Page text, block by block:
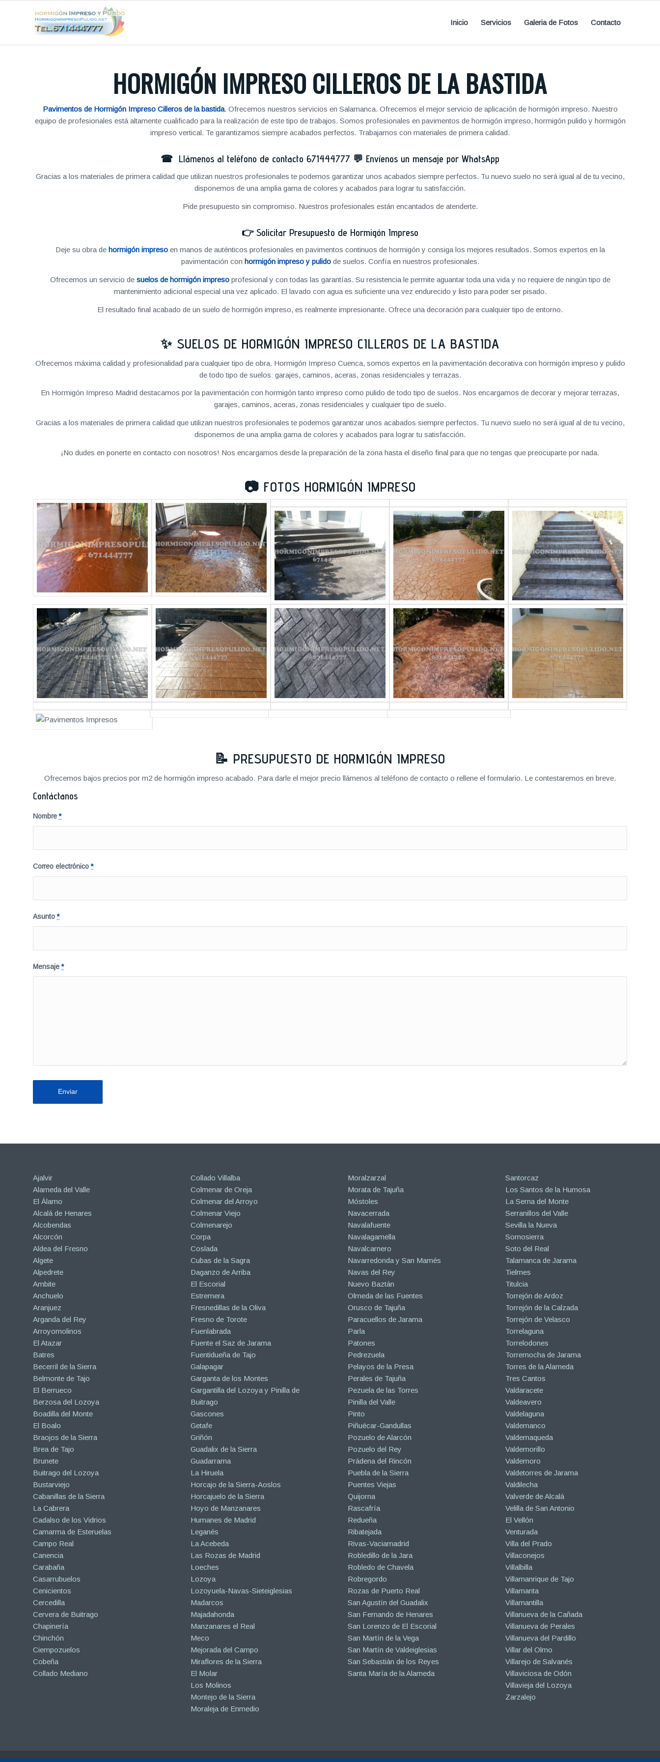
Inicio Servicios Galeria de Fotos Contacto
HORMIGÓN IMPRESO CILLEROS DE LA BASTIDA
Pavimentos de Hormigón Impreso Cilleros de la bastida. Ofrecemos nuestros servicios en Salamanca. Ofrecemos el mejor servicio de aplicación de hormigón impreso. Nuestro
equipo de profesionales está altamente cualificado para la realización de este tipo de trabajos. Somos profesionales en pavimentos de hormigón impreso, hormigón pulido y hormigón
impreso vertical. Te garantizamos siempre acabados perfectos. Trabajamos con materiales de primera calidad.
☎ Llámenos al teléfono de contacto 671444777 💬 Envíenos un mensaje por WhatsApp
Gracias a los materiales de primera calidad que utilizan nuestros profesionales te podemos garantizar unos acabados siempre perfectos. Tu nuevo suelo no será igual al de tu vecino,
disponemos de una amplia gama de colores y acabados para lograr tu satisfacción.
Pide presupuesto sin compromiso. Nuestros profesionales están encantados de atenderte.
👉 Solicitar Presupuesto de Hormigón Impreso
Deje su obra de hormigón impresoen manos de auténticos profesionales en pavimentos continuos de hormigón y consiga los mejores resultados. Somos expertos en la
pavimentación con hormigón impreso y pulidode suelos. Confía en nuestros profesionales.
Ofrecemos un servicio de suelos de hormigón impresoprofesional y con todas las garantías. Su resistencia le permite aguantar toda una vida y no requiere de ningún tipo de
mantenimiento adicional especial una vez aplicado. El lavado con agua es suficiente una vez endurecido y listo para poder ser pisado.
El resultado final acabado de un suelo de hormigón impreso, es realmente impresionante. Ofrece una decoración para cualquier tipo de entorno.
✨ SUELOS DE HORMIGÓN IMPRESO CILLEROS DE LA BASTIDA
Ofrecemos máxima calidad y profesionalidad para cualquier tipo de obra. Hormigón Impreso Cuenca, somos expertos en la pavimentación decorativa con hormigón impreso y pulido
de todo tipo de suelos: garajes, caminos, aceras, zonas residenciales y terrazas.
En Hormigón Impreso Madrid destacamos por la pavimentación con hormigón tanto impreso como pulido de todo tipo de suelos. Nos encargamos de decorar y mejorar terrazas,
garajes, caminos, aceras, zonas residenciales y cualquier tipo de suelo.
Gracias a los materiales de primera calidad que utilizan nuestros profesionales te podemos garantizar unos acabados siempre perfectos. Tu nuevo suelo no será igual al de tu vecino,
disponemos de una amplia gama de colores y acabados para lograr tu satisfacción.
¡No dudes en ponerte en contacto con nosotros! Nos encargamos desde la preparación de la zona hasta el diseño final para que no tengas que preocuparte por nada.
📷 FOTOS HORMIGÓN IMPRESO
📝 PRESUPUESTO DE HORMIGÓN IMPRESO
Ofrecemos bajos precios por m2 de hormigón impreso acabado. Para darle el mejor precio llámenos al teléfono de contacto o rellene el formulario. Le contestaremos en breve.
Contáctanos
Nombre*
Correo electrónico*
Asunto*
Mensaje*
Ajalvir
Alameda del Valle
El Álamo
Alcalá de Henares
Alcobendas
Alcorcón
Aldea del Fresno
Algete
Alpedrete
Ambite
Anchuelo
Aranjuez
Arganda del Rey
Arroyomolinos
El Atazar
Batres
Becerril de la Sierra
Belmonte de Tajo
El Berrueco
Berzosa del Lozoya
Boadilla del Monte
El Boalo
Braojos de la Sierra
Brea de Tajo
Brunete
Buitrago del Lozoya
Bustarviejo
Cabanillas de la Sierra
La Cabrera
Cadalso de los Vidrios
Camarma de Esteruelas
Campo Real
Canencia
Carabaña
Casarrubuelos
Cenicientos
Cercedilla
Cervera de Buitrago
Chapinería
Chinchón
Ciempozuelos
Cobeña
Collado Mediano
Collado Villalba
Colmenar de Oreja
Colmenar del Arroyo
Colmenar Viejo
Colmenarejo
Corpa
Coslada
Cubas de la Sagra
Daganzo de Arriba
El Escorial
Estremera
Fresnedillas de la Oliva
Fresno de Torote
Fuenlabrada
Fuente el Saz de Jarama
Fuentidueña de Tajo
Galapagar
Garganta de los Montes
Gargantilla del Lozoya y Pinilla de
Buitrago
Gascones
Getafe
Griñón
Guadalix de la Sierra
Guadarrama
La Hiruela
Horcajo de la Sierra-Aoslos
Horcajuelo de la Sierra
Hoyo de Manzanares
Humanes de Madrid
Leganés
La Acebeda
Las Rozas de Madrid
Loeches
Lozoya
Lozoyuela-Navas-Sieteiglesias
Madarcos
Majadahonda
Manzanares el Real
Meco
Mejorada del Campo
Miraflores de la Sierra
El Molar
Los Molinos
Montejo de la Sierra
Moraleja de Enmedio
Moralzarzal
Morata de Tajuña
Móstoles
Navacerrada
Navalafuente
Navalagamella
Navalcarnero
Navarredonda y San Mamés
Navas del Rey
Nuevo Baztán
Olmeda de las Fuentes
Orusco de Tajuña
Paracuellos de Jarama
Parla
Patones
Pedrezuela
Pelayos de la Presa
Perales de Tajuña
Pezuela de las Torres
Pinilla del Valle
Pinto
Piñuécar-Gandullas
Pozuelo de Alarcón
Pozuelo del Rey
Prádena del Rincón
Puebla de la Sierra
Puentes Viejas
Quijorna
Rascafría
Redueña
Ribatejada
Rivas-Vaciamadrid
Robledillo de la Jara
Robledo de Chavela
Robregordo
Rozas de Puerto Real
San Agustín del Guadalix
San Fernando de Henares
San Lorenzo de El Escorial
San Martín de la Vega
San Martín de Valdeiglesias
San Sebastián de los Reyes
Santa María de la Alameda
Santorcaz
Los Santos de la Humosa
La Serna del Monte
Serranillos del Valle
Sevilla la Nueva
Somosierra
Soto del Real
Talamanca de Jarama
Tielmes
Titulcia
Torrejón de Ardoz
Torrejón de la Calzada
Torrejón de Velasco
Torrelaguna
Torrelodones
Torremocha de Jarama
Torres de la Alameda
Tres Cantos
Valdaracete
Valdeavero
Valdelaguna
Valdemanco
Valdemaqueda
Valdemorillo
Valdemoro
Valdetorres de Jarama
Valdilecha
Valverde de Alcalá
Velilla de San Antonio
El Vellón
Venturada
Villa del Prado
Villaconejos
Villalbilla
Villamanrique de Tajo
Villamanta
Villamantilla
Villanueva de la Cañada
Villanueva de Perales
Villanueva del Pardillo
Villar del Olmo
Villarejo de Salvanés
Villaviciosa de Odón
Villavieja del Lozoya
Zarzalejo